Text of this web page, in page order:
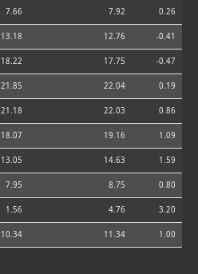
7.66 7.92 0.26
13.18 12.76 -0.41
18.22 17.75 -0.47
21.85 22.04 0.19
21.18 22.03 0.86
18.07 19.16 1.09
13.05 14.63 1.59
7.95 8.75 0.80
1.56 4.76 3.20
10.34 11.34 1.00